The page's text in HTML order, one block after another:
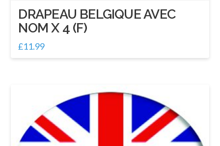
DRAPEAU BELGIQUE AVEC
NOM X 4 (F)
£11.99